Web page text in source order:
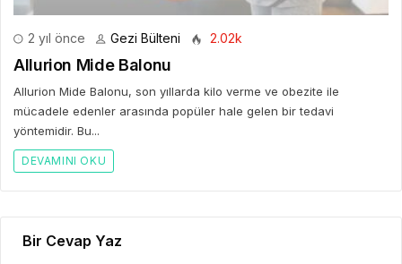
2 yıl önce Gezi Bülteni 2.02k
Allurion Mide Balonu
Allurion Mide Balonu, son yıllarda kilo verme ve obezite ile
mücadele edenler arasında popüler hale gelen bir tedavi
yöntemidir. Bu...
DEVAMINI OKU
Bir Cevap Yaz